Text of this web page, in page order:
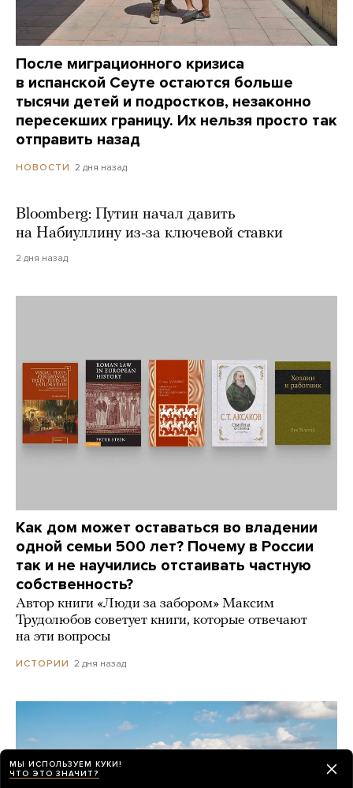
После миграционного кризиса
в испанской Сеуте остаются больше
тысячи детей и подростков, незаконно
пересекших границу. Их нельзя просто так
отправить назад
НОВОСТИ 2 дня назад
Bloomberg: Путин начал давить
на Набиуллину из-за ключевой ставки
2 дня назад
Как дом может оставаться во владении
одной семьи 500 лет? Почему в России
так и не научились отстаивать частную
собственность?
Автор книги «Люди за забором» Максим
Трудолюбов советует книги, которые отвечают
на эти вопросы
ИСТОРИИ 2 дня назад
МЫ ИСПОЛЬЗУЕМ КУКИ!
ЧТО ЭТО ЗНАЧИТ?